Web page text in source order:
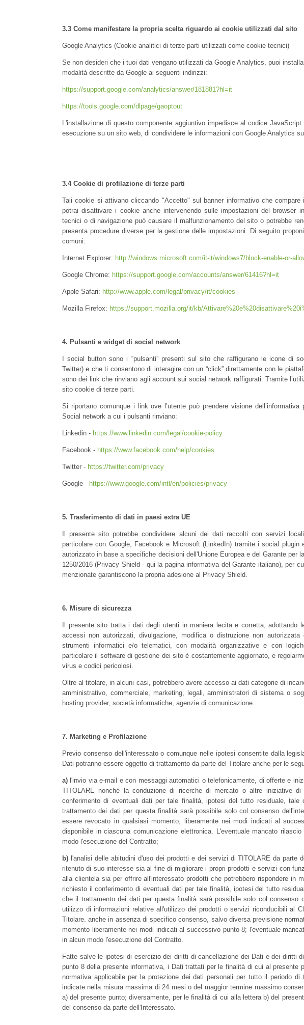
3.3 Come manifestare la propria scelta riguardo ai cookie utilizzati dal sito
Google Analytics (Cookie analitici di terze parti utilizzati come cookie tecnici)
Se non desideri che i tuoi dati vengano utilizzati da Google Analytics, puoi
modalità descritte da Google ai seguenti indirizzi:
https://support.google.com/analytics/answer/181881?hl=it
https://tools.google.com/dlpage/gaoptout
L'installazione di questo componente aggiuntivo impedisce al codice
esecuzione su un sito web, di condividere le informazioni con Google Analytics
3.4 Cookie di profilazione di terze parti
Tali cookie si attivano cliccando "Accetto" sul banner informativo che
potrai disattivare i cookie anche intervenendo sulle impostazioni del browser
tecnici o di navigazione può causare il malfunzionamento del sito o potrebbe
presenta procedure diverse per la gestione delle impostazioni. Di seguito
comuni:
Internet Explorer: http://windows.microsoft.com/it-it/windows7/block-enable-or-
Google Chrome: https://support.google.com/accounts/answer/61416?hl=it
Apple Safari: http://www.apple.com/legal/privacy/it/cookies
Mozilla Firefox: https://support.mozilla.org/it/kb/
4. Pulsanti e widget di social network
I social button sono i “pulsanti” presenti sul sito che raffigurano le icone di
Twitter) e che ti consentono di interagire con un “click” direttamente con le
sono dei link che rinviano agli account sui social network raffigurati. Tramite
sito cookie di terze parti.
Si riportano comunque i link ove l’utente può prendere visione
Social network a cui i pulsanti rinviano:
Linkedin - https://www.linkedin.com/legal/cookie-policy
Facebook - https://www.facebook.com/help/cookies
Twitter - https://twitter.com/privacy
Google - https://www.google.com/intl/en/policies/privacy
5. Trasferimento di dati in paesi extra UE
Il presente sito potrebbe condividere alcuni dei dati raccolti con servizi
particolare con Google, Facebook e Microsoft (LinkedIn) tramite i social
autorizzato in base a specifiche decisioni dell'Unione Europea e del Garante per
1250/2016 (Privacy Shield - qui la pagina informativa del Garante italiano), per
menzionate garantiscono la propria adesione al Privacy Shield.
6. Misure di sicurezza
Il presente sito tratta i dati degli utenti in maniera lecita e corretta, adottando
accessi non autorizzati, divulgazione, modifica o distruzione non
strumenti informatici e/o telematici, con modalità organizzative e con
particolare il software di gestione dei sito è costantemente aggiornato, e
virus e codici pericolosi.
Oltre al titolare, in alcuni casi, potrebbero avere accesso ai dati categorie di
amministrativo, commerciale, marketing, legali, amministratori di sistema o
hosting provider, società informatiche, agenzie di comunicazione.
7. Marketing e Profilazione
Previo consenso dell'interessato o comunque nelle ipotesi consentite dalla
Dati potranno essere oggetto di trattamento da parte del Titolare anche per le
a) l'invio via e-mail e con messaggi automatici o telefonicamente, di offerte e
TITOLARE nonché la conduzione di ricerche di mercato o altre iniziative
conferimento di eventuali dati per tale finalità, ipotesi del tutto residuale, tale
trattamento dei dati per questa finalità sarà possibile solo col consenso
essere revocato in qualsiasi momento, liberamente nei modi indicati al
disponibile in ciascuna comunicazione elettronica. L'eventuale mancato
modo l'esecuzione del Contratto;
b) l'analisi delle abitudini d'uso dei prodotti e dei servizi di TITOLARE da parte
ritenuto di suo interesse sia al fine di migliorare i propri prodotti e servizi con
alla clientela sia per offrire all'interessato prodotti che potrebbero rispondere in
richiesto il conferimento di eventuali dati per tale finalità, ipotesi del tutto
che il trattamento dei dati per questa finalità sarà possibile solo col consenso
utilizzo di informazioni relative all'utilizzo dei prodotti o servizi riconducibili al
Titolare. anche in assenza di specifico consenso, salvo diversa previsione
momento liberamente nei modi indicati al successivo punto 8; l'eventuale
in alcun modo l'esecuzione del Contratto.
Fatte salve le ipotesi di esercizio dei diritti di cancellazione dei Dati e dei diritti
punto 8 della presente informativa, i Dati trattati per le finalità di cui al presente
normativa applicabile per la protezione dei dati personali per tutto il periodo
indicate nella misura massima di 24 mesi o del maggior termine massimo
a) del presente punto; diversamente, per le finalità di cui alla lettera b) del
del consenso da parte dell'Interessato.